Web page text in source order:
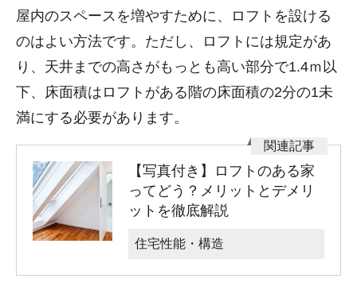
屋内のスペースを増やすために、ロフトを設ける
のはよい方法です。ただし、ロフトには規定があ
り、天井までの高さがもっとも高い部分で1.4ｍ以
下、床面積はロフトがある階の床面積の2分の1未
満にする必要があります。
【写真付き】ロフトのある家
ってどう？メリットとデメリ
ットを徹底解説
住宅性能・構造